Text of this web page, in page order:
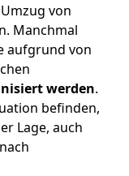
von
Manchmal
aufgrund von
werden.
befinden,
Lage, auch